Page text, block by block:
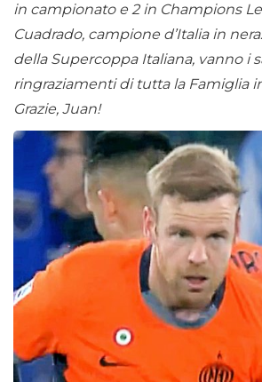
in campionato e 2 in Champions
Cuadrado, campione d’Italia in
della Supercoppa Italiana, vanno i
ringraziamenti di tutta la Famiglia
Grazie, Juan!